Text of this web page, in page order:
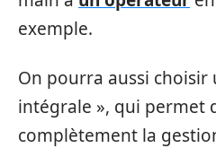
exemple.
On pourra aussi choisir
intégrale », qui permet
complètement la